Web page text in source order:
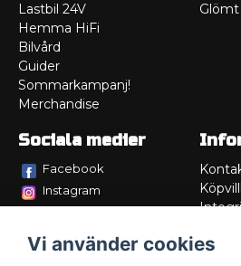
Lastbil 24V
Hemma HiFi
Bilvård
Guider
Sommarkampanj!
Merchandise
Sociala medier
Facebook
Instagram
Vi använder cookies